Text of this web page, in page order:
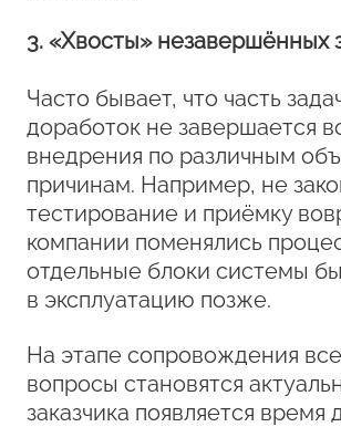
3. «Хвосты» незавершённых
Часто бывает, что часть
доработок не завершается
внедрения по различным
причинам. Например, не
тестирование и приёмку
компании поменялись
отдельные блоки системы
в эксплуатацию позже.
На этапе сопровождения
вопросы становятся
заказчика появляется время